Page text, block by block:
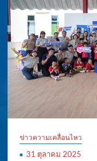
ข่าวความเคลื่อนไหว
31 ตุลาคม 2025